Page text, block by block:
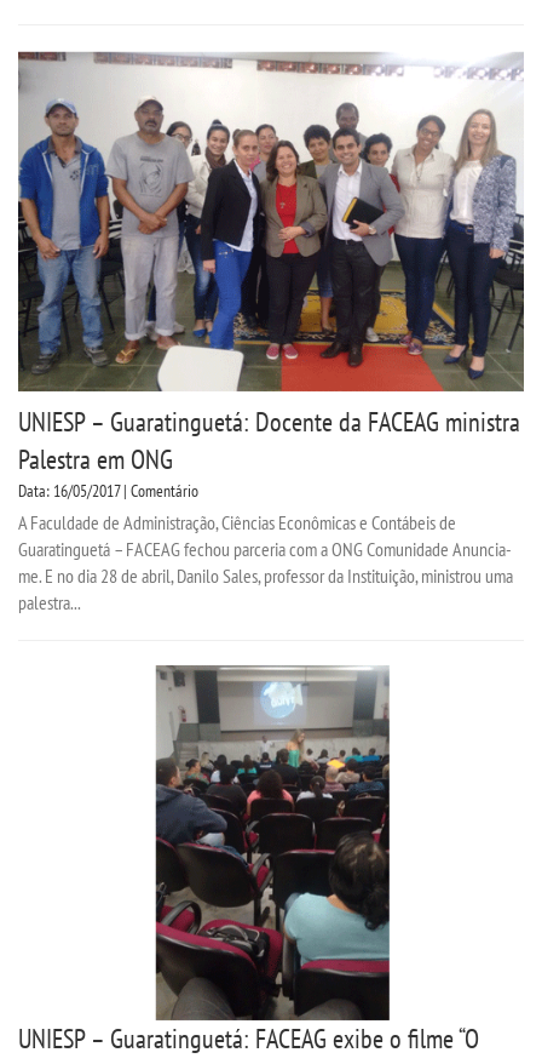
LOGIN
WEBMAIL
PORTAL DE ALUNOS
PORTAL DE PROFESSORES/ACADÊMICO
UNIESP
CONTATO
IMPRENSA
UNIESP – Guaratinguetá: Docente da FACEAG ministra
Palestra em ONG
Data: 16/05/2017 | Comentário
A Faculdade de Administração, Ciências Econômicas e Contábeis de
Guaratinguetá – FACEAG fechou parceria com a ONG Comunidade Anuncia-
me. E no dia 28 de abril, Danilo Sales, professor da Instituição, ministrou uma
palestra...
UNIESP – Guaratinguetá: FACEAG exibe o filme “O